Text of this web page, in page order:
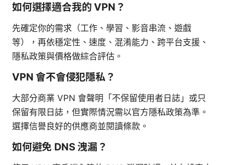
如何選擇適合我的 VPN？
先確定你的需求（工作、學習、影音串流、遊戲
等），再依穩定性、速度、混淆能力、跨平台支援、
隱私政策與價格做綜合評估。
VPN 會不會侵犯隱私？
大部分商業 VPN 會聲明「不保留使用者日誌」或只
保留有限日誌，但實際情況需以官方隱私政策為準。
選擇信譽良好的供應商並閱讀條款。
如何避免 DNS 洩漏？